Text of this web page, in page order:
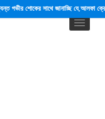
সাথে জানাচ্ছি যে,আলফা ক্রেডিট